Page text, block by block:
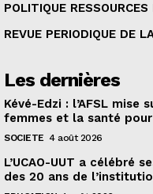
POLITIQUE RESSOURCES
REVUE PERIODIQUE DE
Les dernières
Kévé-Edzi : l’AFSL mise
femmes et la santé
SOCIETE 4 août 2026
L’UCAO-UUT a célébré
des 20 ans de